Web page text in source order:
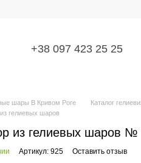
+38 097 423 25 25
шары В Кривом Роге
Каталог
гелиевых шаров
из гелиевых шаров №
Артикул: 925 Оставить отзыв